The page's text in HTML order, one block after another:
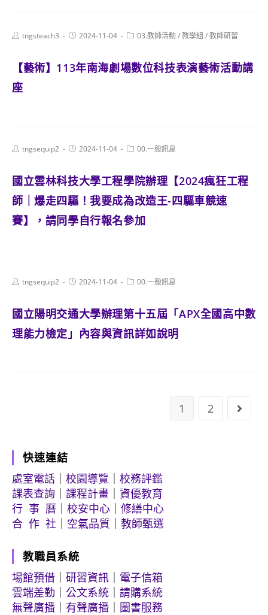
Posttngsteach3
Post2024-11-04
Post03.教師活動/教學組 /教師研習
【藝術】113年南海劇場數位科技表演藝術活動講
座
Posttngsequip2
Post2024-11-04
Post00.一般訊息
國立雲林科技大學工程學院辦理【2024瘋狂工程
師｜爆走四驅！我要成為改造王-四驅車競速
賽】，請同學自行報名參加
Posttngsequip2
Post2024-11-04
Post00.一般訊息
國立陽明交通大學辦理第十五屆「APX全國高中數
理能力檢定」內容與資訊詳如說明
1 2 Go to
快速連結
處室電話
校園導覽
校務評鑑
課表查詢
課程計畫
資優教育
行 事 曆
校安中心
修繕中心
合 作 社
空氣品質 教師甄選
教職員系統
場館預借
研習資訊
電子信箱
雲端差勤
公文系統
請購系統
無聲廣播
有聲廣播 圖書服務